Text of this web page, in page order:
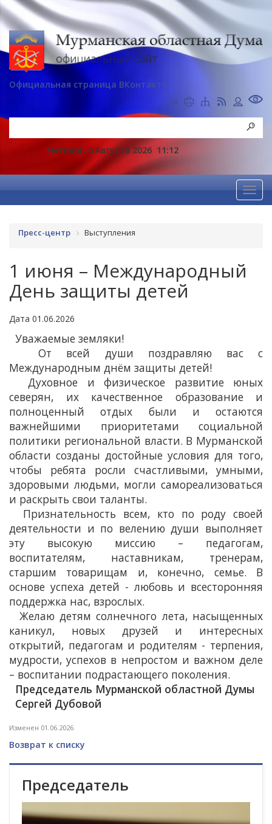
Официальная страница ВКонтакте
Четверг, 6 Августа 2026 11:12
Пресс-центр Выступления
1 июня – Международный
День защиты детей
Дата 01.06.2026
Уважаемые земляки!
От всей души поздравляю вас с
Международным днём защиты детей!
Духовное и физическое развитие юных
северян, их качественное образование и
полноценный отдых были и остаются
важнейшими приоритетами социальной
политики региональной власти. В Мурманской
области созданы достойные условия для того,
чтобы ребята росли счастливыми, умными,
здоровыми людьми, могли самореализоваться
и раскрыть свои таланты.
Признательность всем, кто по роду своей
деятельности и по велению души выполняет
эту высокую миссию – педагогам,
воспитателям, наставникам, тренерам,
старшим товарищам и, конечно, семье. В
основе успеха детей - любовь и всесторонняя
поддержка нас, взрослых.
Желаю детям солнечного лета, насыщенных
каникул, новых друзей и интересных
открытий, педагогам и родителям - терпения,
мудрости, успехов в непростом и важном деле
– воспитании подрастающего поколения.
Председатель Мурманской областной Думы
Сергей Дубовой
Изменен 01.06.2026
Возврат к списку
Председатель